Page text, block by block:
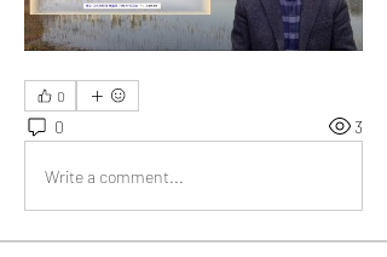
0
0 3
Write a comment...